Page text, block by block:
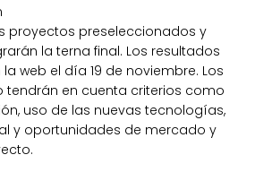
proyectos preseleccionados y
la terna final. Los resultados
web el día 19 de noviembre. Los
tendrán en cuenta criterios como
uso de las nuevas tecnologías,
y oportunidades de mercado y